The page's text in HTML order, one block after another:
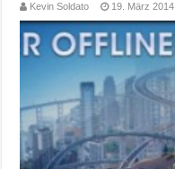
Kevin Soldato 19. März 2014